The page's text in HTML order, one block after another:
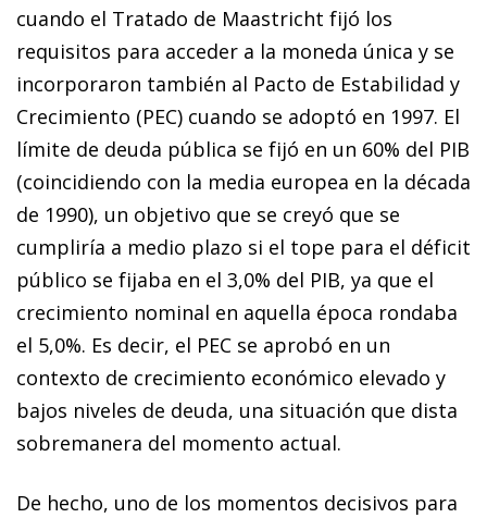
cuando el Tratado de Maastricht fijó los
requisitos para acceder a la moneda única y se
incorporaron también al Pacto de Estabilidad y
Crecimiento (PEC) cuando se adoptó en 1997. El
límite de deuda pública se fijó en un 60% del PIB
(coincidiendo con la media europea en la década
de 1990), un objetivo que se creyó que se
cumpliría a medio plazo si el tope para el déficit
público se fijaba en el 3,0% del PIB, ya que el
crecimiento nominal en aquella época rondaba
el 5,0%. Es decir, el PEC se aprobó en un
contexto de crecimiento económico elevado y
bajos niveles de deuda, una situación que dista
sobremanera del momento actual.
De hecho, uno de los momentos decisivos para